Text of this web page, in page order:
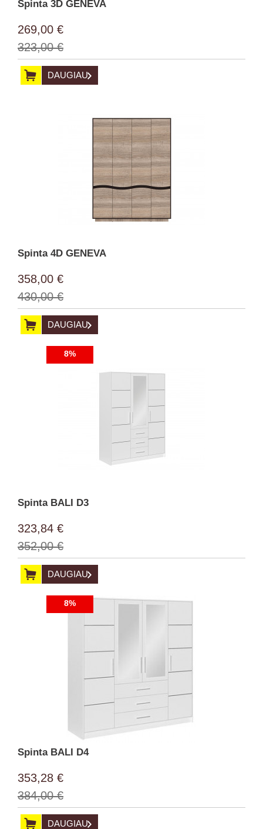
Spinta 3D GENEVA
269,00 €
323,00 €
DAUGIAU
Spinta 4D GENEVA
358,00 €
430,00 €
DAUGIAU
8%
Spinta BALI D3
323,84 €
352,00 €
DAUGIAU
8%
Spinta BALI D4
353,28 €
384,00 €
DAUGIAU